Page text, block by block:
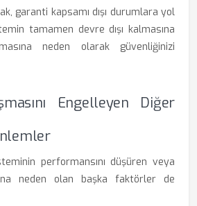
garanti kapsamı dışı durumlara yol
tamamen devre dışı kalmasına
neden olarak güvenliğinizi
Engelleyen Diğer
performansını düşüren veya
neden olan başka faktörler de